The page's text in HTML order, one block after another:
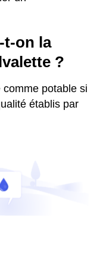
t-on la
?
potable si
établis par